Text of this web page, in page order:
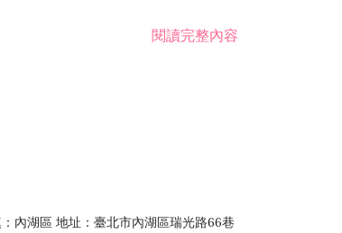
批發業 F108031 醫療器材批發業閱讀完整內容
內湖區 地址：臺北市內湖區瑞光路66巷